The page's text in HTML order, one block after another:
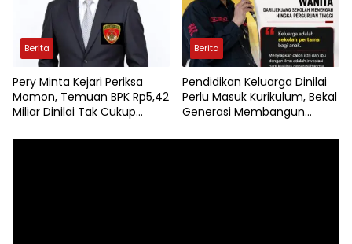
Berita
Pery Minta Kejari Periksa
Momon, Temuan BPK Rp5,42
Miliar Dinilai Tak Cukup
Pengembalian Uang
Berita
Pendidikan Keluarga Dinilai
Perlu Masuk Kurikulum, Bekal
Generasi Membangun